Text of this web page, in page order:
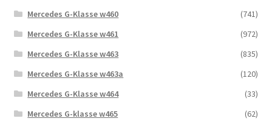
Mercedes G-Klasse w460
(741)
Mercedes G-Klasse w461
(972)
Mercedes G-Klasse w463
(835)
Mercedes G-Klasse w463a
(120)
Mercedes G-Klasse w464
(33)
Mercedes G-klasse w465
(62)